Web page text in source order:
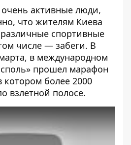
активные люди,
что жителям Киева
спортивные
числе — забеги. В
в международном
прошел марафон
котором более 2000
взлетной полосе.